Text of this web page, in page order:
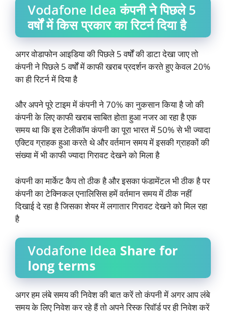
Vodafone Idea कंपनी ने पिछले 5
वर्षों में किस प्रकार का रिटर्न दिया है
अगर वोडाफोन आइडिया की पिछले 5 वर्षों की डाटा देखा जाए तो
कंपनी ने पिछले 5 वर्षों में काफी खराब प्रदर्शन करते हुए केवल 20%
का ही रिटर्न में दिया है
और अपने पूरे टाइम में कंपनी ने 70% का नुकसान किया है जो की
कंपनी के लिए काफी खराब साबित होता हुआ नजर आ रहा है एक
समय था कि इस टेलीकॉम कंपनी का पूरा भारत में 50% से भी ज्यादा
एक्टिव ग्राहक हुआ करते थे और वर्तमान समय में इसकी ग्राहकों की
संख्या में भी काफी ज्यादा गिरावट देखने को मिला है
कंपनी का मार्केट कैप तो ठीक है और इसका फंडामेंटल भी ठीक है पर
कंपनी का टेक्निकल एनालिसिस हमें वर्तमान समय में ठीक नहीं
दिखाई दे रहा है जिसका शेयर में लगातार गिरावट देखने को मिल रहा
है
Vodafone Idea Share for
long terms
अगर हम लंबे समय की निवेश की बात करें तो कंपनी में अगर आप लंबे
समय के लिए निवेश कर रहे हैं तो अपने रिस्क रिवॉर्ड पर ही निवेश करें